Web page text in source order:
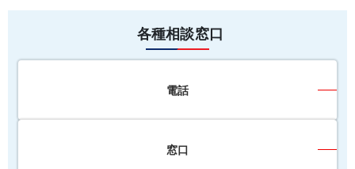
各種相談窓口
電話
窓口